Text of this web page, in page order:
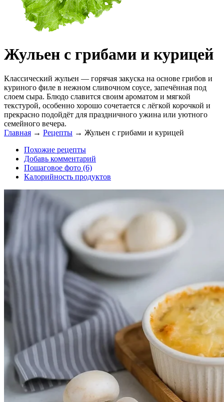
Жульен с грибами и курицей
Классический жульен — горячая закуска на основе грибов и
куриного филе в нежном сливочном соусе, запечённая под
слоем сыра. Блюдо славится своим ароматом и мягкой
текстурой, особенно хорошо сочетается с лёгкой корочкой и
прекрасно подойдёт для праздничного ужина или уютного
семейного вечера.
Главная → Рецепты → Жульен с грибами и курицей
Похожие рецепты
Добавь комментарий
Пошаговое фото (6)
Калорийность продуктов